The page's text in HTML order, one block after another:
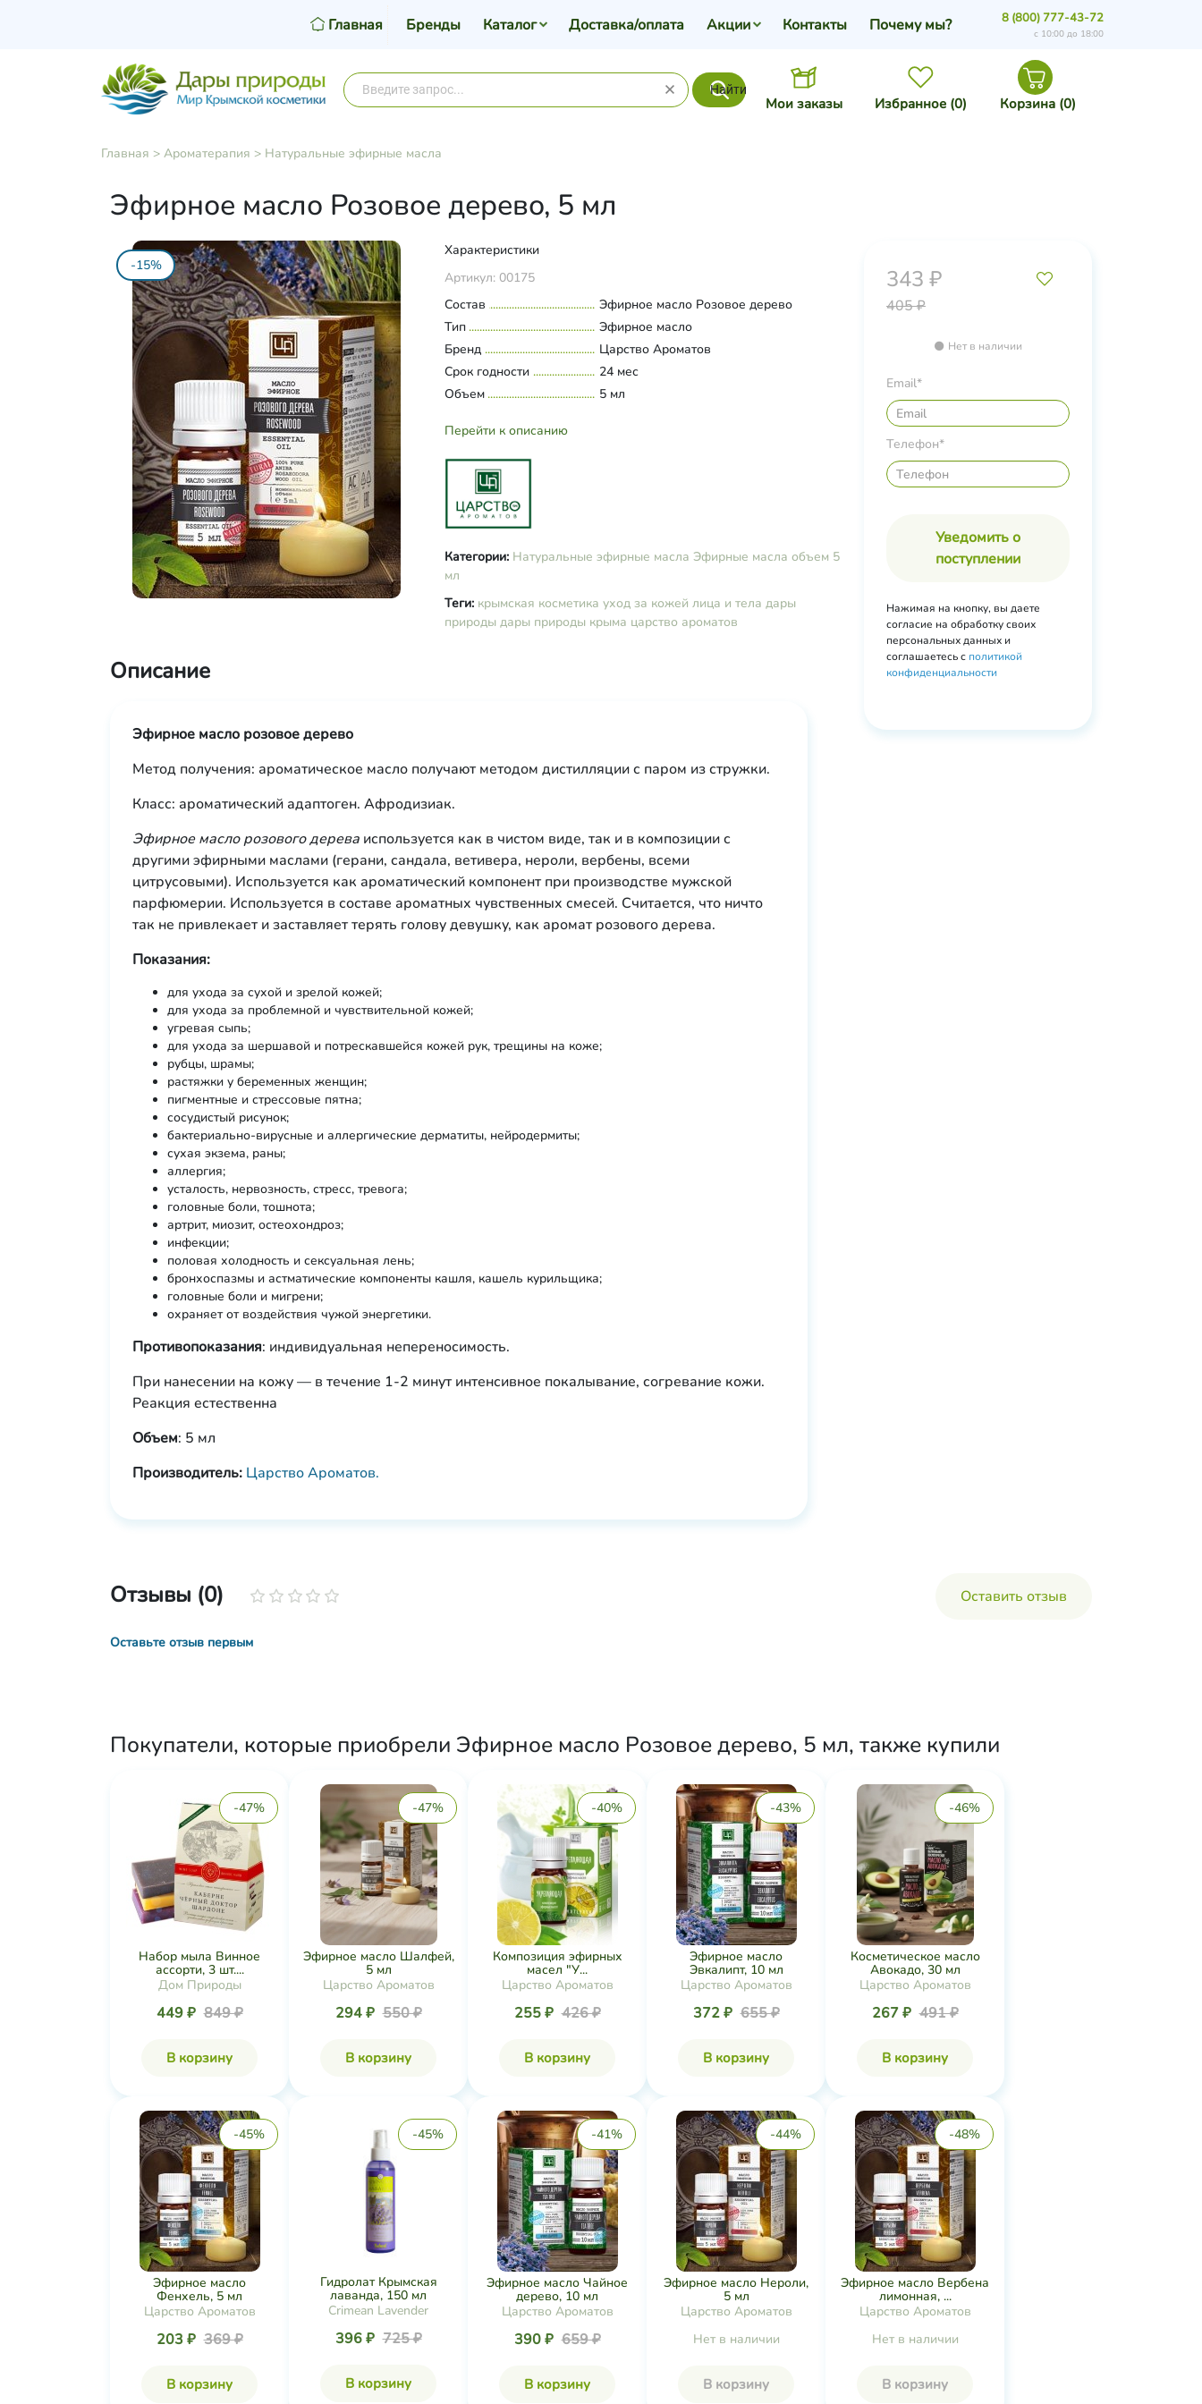
Найти
Мои заказы Избранное (0) Корзина (0)
Главная Бренды Каталог Доставка/оплата Акции Контакты Почему мы? 8 (800) 777-43-72
с 10:00 до 18:00
Главная > Ароматерапия > Натуральные эфирные масла
Эфирное масло Розовое дерево, 5 мл
-15%
Характеристики
Артикул: 00175
Состав
Эфирное масло Розовое дерево
Тип
Эфирное масло
Бренд
Царство Ароматов
Срок годности
24 мес
Объем
5 мл
Перейти к описанию
Категории: Натуральные эфирные масла Эфирные масла объем 5
мл
Теги: крымская косметика уход за кожей лица и тела дары
природы дары природы крыма царство ароматов
343 ₽
405 ₽
Нет в наличии
Email*
Телефон*
Уведомить о
поступлении
Нажимая на кнопку, вы даете
согласие на обработку своих
персональных данных и
соглашаетесь с политикой
конфиденциальности
Описание
Эфирное масло розовое дерево
Метод получения: ароматическое масло получают методом дистилляции с паром из стружки.
Класс: ароматический адаптоген. Афродизиак.
Эфирное масло розового дерева используется как в чистом виде, так и в композиции с
другими эфирными маслами (герани, сандала, ветивера, нероли, вербены, всеми
цитрусовыми). Используется как ароматический компонент при производстве мужской
парфюмерии. Используется в составе ароматных чувственных смесей. Считается, что ничто
так не привлекает и заставляет терять голову девушку, как аромат розового дерева.
Показания:
для ухода за сухой и зрелой кожей;
для ухода за проблемной и чувствительной кожей;
угревая сыпь;
для ухода за шершавой и потрескавшейся кожей рук, трещины на коже;
рубцы, шрамы;
растяжки у беременных женщин;
пигментные и стрессовые пятна;
сосудистый рисунок;
бактериально-вирусные и аллергические дер­матиты, нейродермиты;
сухая экзема, раны;
аллергия;
усталость, нервозность, стресс, тревога;
головные боли, тошнота;
артрит, миозит, остеохондроз;
инфекции;
половая холодность и сексуальная лень;
бронхоспазмы и астматические компоненты кашля, кашель курильщика;
головные боли и мигрени;
охраняет от воздействия чужой энергетики.
Противопоказания: индивидуальная непереносимость.
При нанесении на кожу — в течение 1-2 минут интенсивное покалывание, согревание кожи.
Реакция естественна
Объем: 5 мл
Производитель: Царство Ароматов.
Отзывы (0) Оставить отзыв
Оставьте отзыв первым
Покупатели, которые приобрели Эфирное масло Розовое дерево, 5 мл, также купили
-47%
Набор мыла Винное
ассорти, 3 шт....
Дом Природы
449 ₽ 849 ₽
В корзину
-47%
Эфирное масло Шалфей,
5 мл
Царство Ароматов
294 ₽ 550 ₽
В корзину
-40%
Композиция эфирных
масел "У...
Царство Ароматов
255 ₽ 426 ₽
В корзину
-43%
Эфирное масло
Эвкалипт, 10 мл
Царство Ароматов
372 ₽ 655 ₽
В корзину
-46%
Косметическое масло
Авокадо, 30 мл
Царство Ароматов
267 ₽ 491 ₽
В корзину
-45%
Эфирное масло
Фенхель, 5 мл
Царство Ароматов
203 ₽ 369 ₽
В корзину
-45%
Гидролат Крымская
лаванда, 150 мл
Crimean Lavender
396 ₽ 725 ₽
В корзину
-41%
Эфирное масло Чайное
дерево, 10 мл
Царство Ароматов
390 ₽ 659 ₽
В корзину
-44%
Эфирное масло Нероли,
5 мл
Царство Ароматов
Нет в наличии
В корзину
-48%
Эфирное масло Вербена
лимонная, ...
Царство Ароматов
Нет в наличии
В корзину